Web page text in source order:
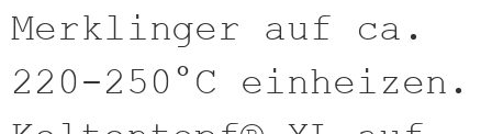
Merklinger auf ca.
220-250°C einheizen.